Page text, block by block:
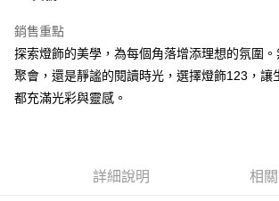
悠遊付
Google Pay
全盈+PAY
AFTEE先享後付是「在收到商品之後才付款」的支付
銷售重點
探索燈飾的美學，為每個角落增添理想的氛圍
聚會，還是靜謐的閱讀時光，選擇燈飾123，讓
都充滿光彩與靈感。
詳細說明 相